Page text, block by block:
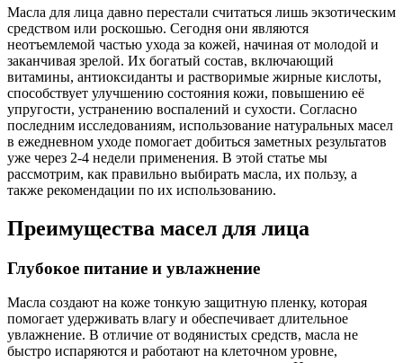
Масла для лица давно перестали считаться лишь экзотическим
средством или роскошью. Сегодня они являются
неотъемлемой частью ухода за кожей, начиная от молодой и
заканчивая зрелой. Их богатый состав, включающий
витамины, антиоксиданты и растворимые жирные кислоты,
способствует улучшению состояния кожи, повышению её
упругости, устранению воспалений и сухости. Согласно
последним исследованиям, использование натуральных масел
в ежедневном уходе помогает добиться заметных результатов
уже через 2-4 недели применения. В этой статье мы
рассмотрим, как правильно выбирать масла, их пользу, а
также рекомендации по их использованию.
Преимущества масел для лица
Глубокое питание и увлажнение
Масла создают на коже тонкую защитную пленку, которая
помогает удерживать влагу и обеспечивает длительное
увлажнение. В отличие от водянистых средств, масла не
быстро испаряются и работают на клеточном уровне,